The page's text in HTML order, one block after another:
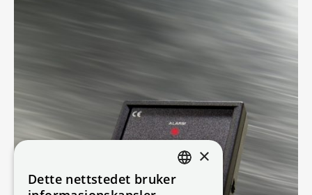
DANISH
×
Dette nettstedet bruker